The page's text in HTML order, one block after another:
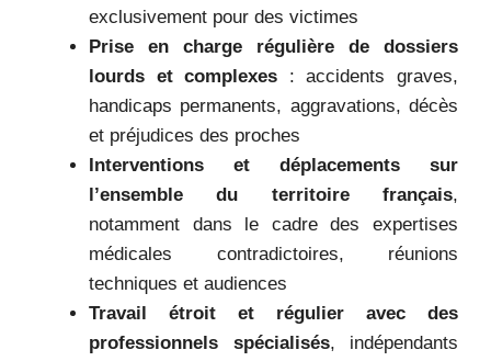
exclusivement pour des victimes
Prise en charge régulière de dossiers
lourds et complexes : accidents graves,
handicaps permanents, aggravations, décès
et préjudices des proches
Interventions et déplacements sur
l’ensemble du territoire français,
notamment dans le cadre des expertises
médicales contradictoires, réunions
techniques et audiences
Travail étroit et régulier avec des
professionnels spécialisés, indépendants